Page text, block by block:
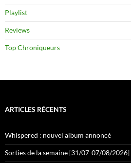
Playlist
Reviews
Top Chroniqueurs
ARTICLES RÉCENTS
Whispered : nouvel album annoncé
Sorties de la semaine [31/07-07/08/2026]